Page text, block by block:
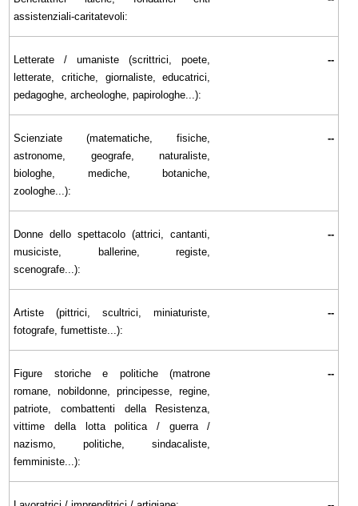
assistenziali-caritatevoli:
Letterate / umaniste (scrittrici, poete,
letterate, critiche, giornaliste, educatrici,
pedagoghe, archeologhe, papirologhe...):
--
Scienziate (matematiche, fisiche,
astronome, geografe, naturaliste,
biologhe, mediche, botaniche,
zoologhe...):
--
Donne dello spettacolo (attrici, cantanti,
musiciste, ballerine, registe,
scenografe...):
--
Artiste (pittrici, scultrici, miniaturiste,
fotografe, fumettiste...):
--
Figure storiche e politiche (matrone
romane, nobildonne, principesse, regine,
patriote, combattenti della Resistenza,
vittime della lotta politica / guerra /
nazismo, politiche, sindacaliste,
femministe...):
--